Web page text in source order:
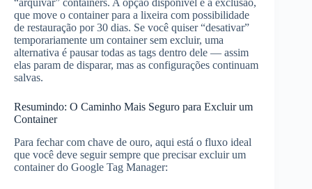
“arquivar” containers. A opção disponível é a exclusão,
que move o container para a lixeira com possibilidade
de restauração por 30 dias. Se você quiser “desativar”
temporariamente um container sem excluir, uma
alternativa é pausar todas as tags dentro dele — assim
elas param de disparar, mas as configurações continuam
salvas.
Resumindo: O Caminho Mais Seguro para Excluir um
Container
Para fechar com chave de ouro, aqui está o fluxo ideal
que você deve seguir sempre que precisar excluir um
container do Google Tag Manager: